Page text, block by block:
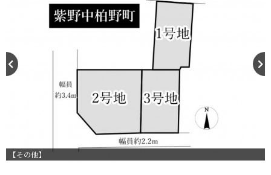
【その他】